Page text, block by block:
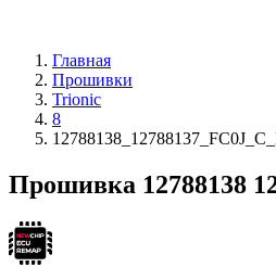
Главная
Прошивки
Trionic
8
Прошивка 12788138